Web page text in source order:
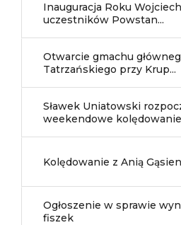
Inauguracja Roku
uczestników Powstan...
Otwarcie gmachu
Tatrzańskiego przy Krup...
Sławek Uniatowski
weekendowe kolędowanie
Kolędowanie z Anią
Ogłoszenie w sprawie
fiszek